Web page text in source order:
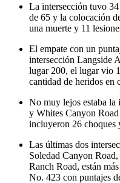
La intersección tuvo
de 65 y la colocación
una muerte y 11
El empate con un
intersección Langside
lugar 200, el lugar vio
cantidad de heridos en
No muy lejos estaba la
y Whites Canyon
incluyeron 26 choques
Las últimas dos
Soledad Canyon
Ranch Road, están
No. 423 con puntajes